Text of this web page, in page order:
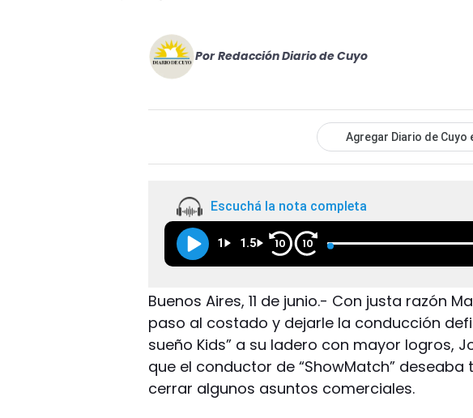
Por Redacción Diario de Cuyo
Agregar Diario de Cuyo
Escuchá la nota completa
1 1.5 10 10
Buenos Aires, 11 de junio.- Con justa razón
paso al costado y dejarle la conducción
sueño Kids” a su ladero con mayor logros,
que el conductor de “ShowMatch”
cerrar algunos asuntos comerciales.